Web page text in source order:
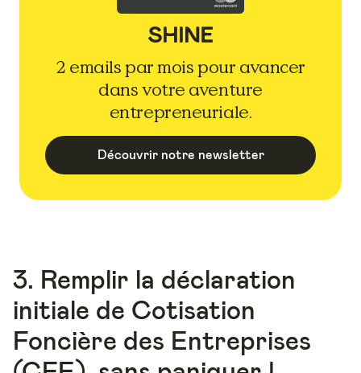
2 emails par mois pour avancer
dans votre aventure
entrepreneuriale.
Découvrir notre newsletter
3. Remplir la déclaration
initiale de Cotisation
Foncière des Entreprises